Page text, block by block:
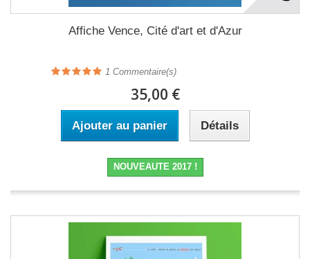
Affiche Vence, Cité d'art et d'Azur
1 Commentaire(s)
35,00 €
Ajouter au panier Détails
NOUVEAUTE 2017 !